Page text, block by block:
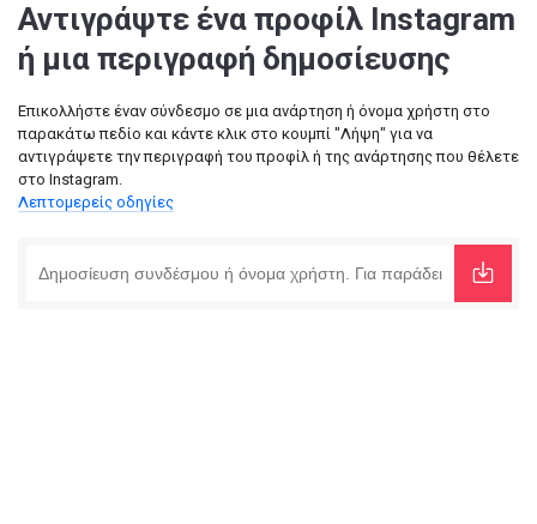
Αντιγράψτε ένα προφίλ Instagram
ή μια περιγραφή δημοσίευσης
Επικολλήστε έναν σύνδεσμο σε μια ανάρτηση ή όνομα χρήστη στο
παρακάτω πεδίο και κάντε κλικ στο κουμπί "Λήψη" για να
αντιγράψετε την περιγραφή του προφίλ ή της ανάρτησης που θέλετε
στο Instagram.
Λεπτομερείς οδηγίες